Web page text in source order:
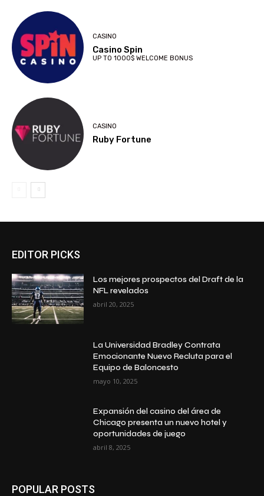
CASINO
Casino Spin
UP TO 1000$ WELCOME BONUS
CASINO
Ruby Fortune
EDITOR PICKS
Los mejores prospectos del Draft de la
NFL revelados
abril 20, 2025
La Universidad Bradley Contrata
Emocionante Nuevo Recluta para el
Equipo de Baloncesto
mayo 10, 2025
Expansión del casino del área de
Chicago presenta un nuevo hotel y
oportunidades de juego
abril 8, 2025
POPULAR POSTS